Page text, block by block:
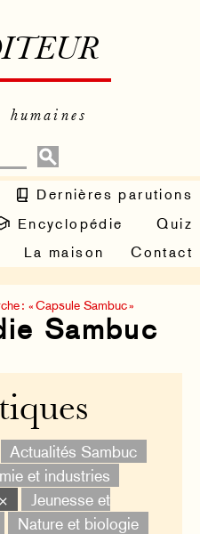
Dernières parutions
Encyclopédie
Quiz
La maison Contact
: « Capsule Sambuc »
Sambuc
Actualités Sambuc
et industries
Jeunesse et
Nature et biologie